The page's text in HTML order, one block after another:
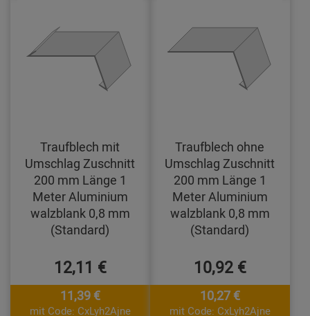
Traufblech mit
Umschlag Zuschnitt
200 mm Länge 1
Meter Aluminium
walzblank 0,8 mm
(Standard)
12,11 €
11,39 €
mit Code: CxLyh2Ajne
Traufblech ohne
Umschlag Zuschnitt
200 mm Länge 1
Meter Aluminium
walzblank 0,8 mm
(Standard)
10,92 €
10,27 €
mit Code: CxLyh2Ajne